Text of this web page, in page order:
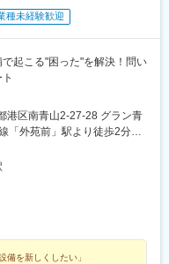
種未経験歓迎
で起こる"困った"を解決！問い
港区南青山2-27-28 グラン青
「外苑前」駅より徒歩2分
備を新しくしたい」